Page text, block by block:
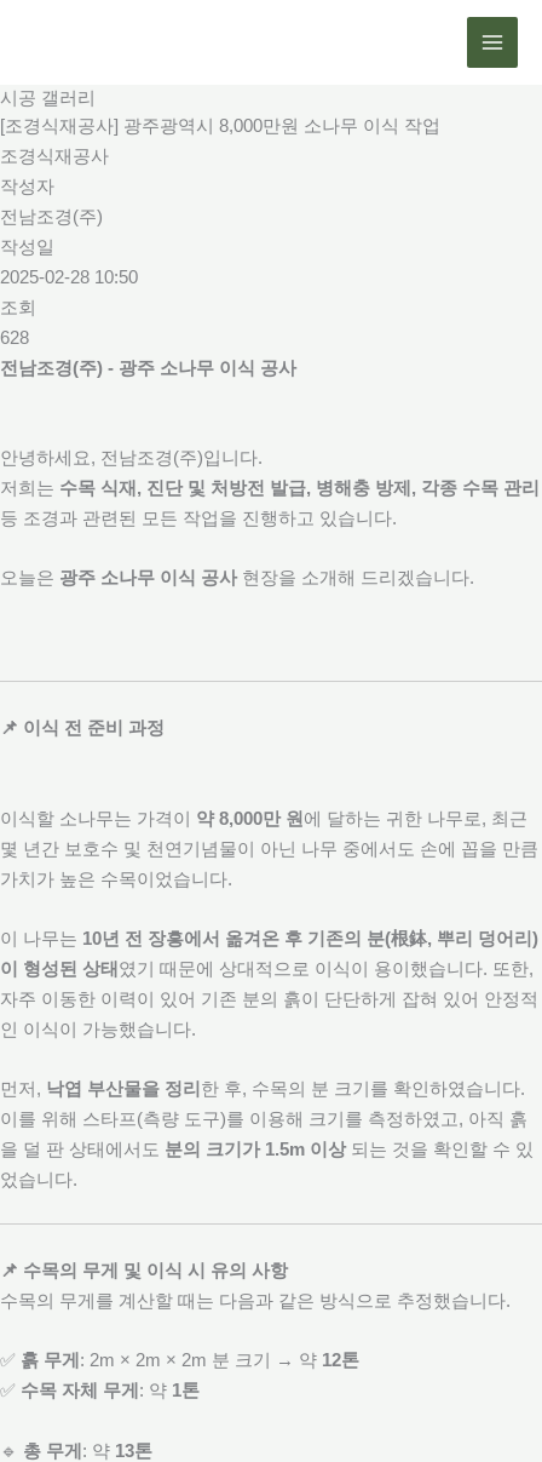
로
건
너
뛰
기
시공 갤러리
[조경식재공사] 광주광역시 8,000만원 소나무 이식 작업
조경식재공사
작성자
전남조경(주)
작성일
2025-02-28 10:50
조회
628
전남조경(주) - 광주 소나무 이식 공사
안녕하세요, 전남조경(주)입니다.
저희는 수목 식재, 진단 및 처방전 발급, 병해충 방제, 각종 수목 관리
등 조경과 관련된 모든 작업을 진행하고 있습니다.
오늘은 광주 소나무 이식 공사현장을 소개해 드리겠습니다.
📌 이식 전 준비 과정
이식할 소나무는 가격이 약 8,000만 원 에 달하는 귀한 나무로, 최근
몇 년간 보호수 및 천연기념물이 아닌 나무 중에서도 손에 꼽을 만큼
가치가 높은 수목이었습니다.
이 나무는 10년 전 장흥에서 옮겨온 후 기존의 분(根鉢, 뿌리 덩어리)
이 형성된 상태 였기 때문에 상대적으로 이식이 용이했습니다. 또한,
자주 이동한 이력이 있어 기존 분의 흙이 단단하게 잡혀 있어 안정적
인 이식이 가능했습니다.
먼저, 낙엽 부산물을 정리 한 후, 수목의 분 크기를 확인하였습니다.
이를 위해 스타프(측량 도구)를 이용해 크기를 측정하였고, 아직 흙
을 덜 판 상태에서도 분의 크기가 1.5m 이상되는 것을 확인할 수 있
었습니다.
📌 수목의 무게 및 이식 시 유의 사항
수목의 무게를 계산할 때는 다음과 같은 방식으로 추정했습니다.
✅ 흙 무게 : 2m × 2m × 2m 분 크기 → 약 12톤
✅ 수목 자체 무게 : 약 1톤
🔹 총 무게 : 약 13톤